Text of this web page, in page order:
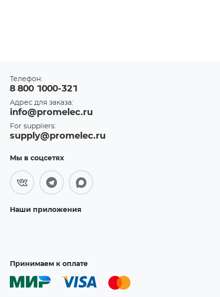
Телефон:
8 800 1000-321
Адрес для заказа:
info@promelec.ru
For suppliers:
supply@promelec.ru
Мы в соцсетях
Наши приложения
Принимаем к оплате